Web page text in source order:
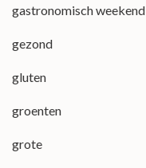
gastronomisch weekend
gezond
gluten
groenten
grote